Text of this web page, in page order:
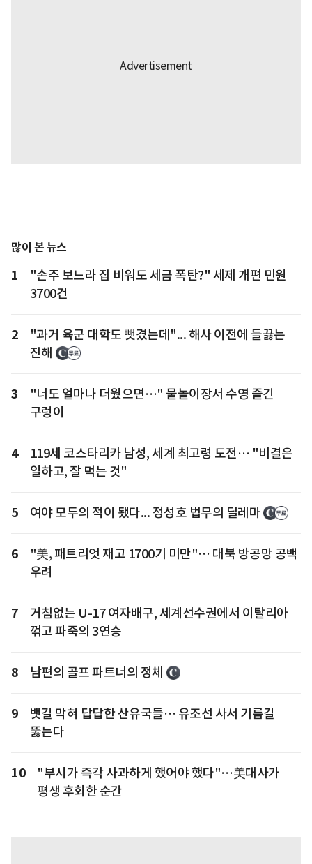
많이 본 뉴스
1
"손주 보느라 집 비워도 세금 폭탄?" 세제 개편 민원
3700건
2
"과거 육군 대학도 뺏겼는데"... 해사 이전에 들끓는
진해
3
"너도 얼마나 더웠으면…" 물놀이장서 수영 즐긴
구렁이
4
119세 코스타리카 남성, 세계 최고령 도전… "비결은
일하고, 잘 먹는 것"
5 여야 모두의 적이 됐다... 정성호 법무의 딜레마
6
"美, 패트리엇 재고 1700기 미만"… 대북 방공망 공백
우려
7
거침없는 U-17 여자배구, 세계선수권에서 이탈리아
꺾고 파죽의 3연승
8 남편의 골프 파트너의 정체
9
뱃길 막혀 답답한 산유국들… 유조선 사서 기름길
뚫는다
10
"부시가 즉각 사과하게 했어야 했다"…美대사가
평생 후회한 순간